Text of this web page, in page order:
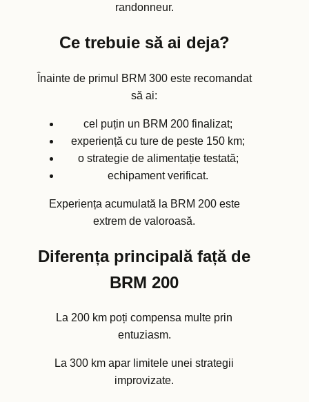
randonneur.
Ce trebuie să ai deja?
Înainte de primul BRM 300 este recomandat
să ai:
cel puțin un BRM 200 finalizat;
experiență cu ture de peste 150 km;
o strategie de alimentație testată;
echipament verificat.
Experiența acumulată la BRM 200 este
extrem de valoroasă.
Diferența principală față de
BRM 200
La 200 km poți compensa multe prin
entuziasm.
La 300 km apar limitele unei strategii
improvizate.